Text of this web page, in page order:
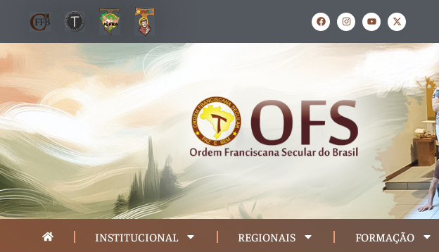
INSTITUCIONAL REGIONAIS FORMAÇÃO